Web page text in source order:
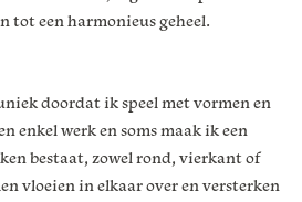
tot een harmonieus geheel.
doordat ik speel met vormen en
enkel werk en soms maak ik een
bestaat, zowel rond, vierkant of
vloeien in elkaar over en versterken